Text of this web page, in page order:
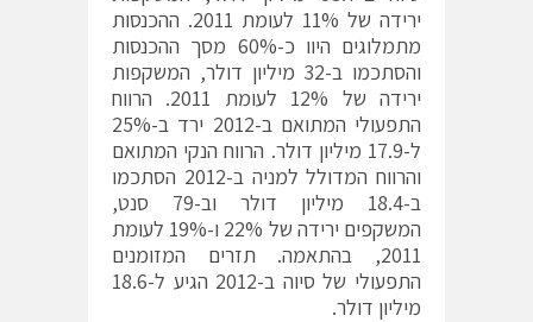
ירידה של 11% לעומת 2011. ההכנסות
מתמלוגים היוו כ-60% מסך ההכנסות
והסתכמו ב-32 מיליון דולר, המשקפות
ירידה של 12% לעומת 2011. הרווח
התפעולי המתואם ב-2012 ירד ב-25%
ל-17.9 מיליון דולר. הרווח הנקי המתואם
והרווח המדולל למניה ב-2012 הסתכמו
ב-18.4 מיליון דולר וב-79 סנט,
המשקפים ירידה של 22% ו-19% לעומת
2011, בהתאמה. תזרים המזומנים
התפעולי של סיוה ב-2012 הגיע ל-18.6
מיליון דולר.